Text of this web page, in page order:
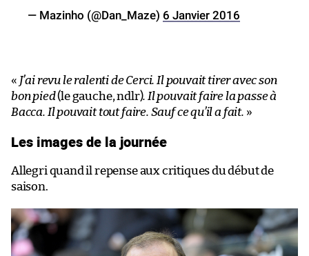
— Mazinho (@Dan_Maze) 6 Janvier 2016
« J’ai revu le ralenti de Cerci. Il pouvait tirer avec son
bon pied(le gauche, ndlr). Il pouvait faire la passe à
Bacca. Il pouvait tout faire. Sauf ce qu’il a fait. »
Les images de la journée
Allegri quand il repense aux critiques du début de
saison.